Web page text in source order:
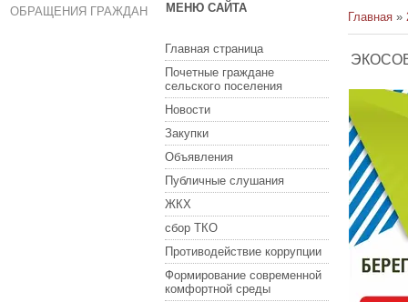
ОБРАЩЕНИЯ ГРАЖДАН МЕНЮ САЙТА
Главная страница
Почетные граждане
сельского поселения
Новости
Закупки
Объявления
Публичные слушания
ЖКХ
сбор ТКО
Противодействие коррупции
Формирование современной
комфортной среды
Главная »